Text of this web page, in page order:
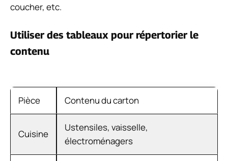
coucher, etc.
Utiliser des tableaux pour répertorier le
contenu
Pièce Contenu du carton
Cuisine
Ustensiles, vaisselle,
électroménagers